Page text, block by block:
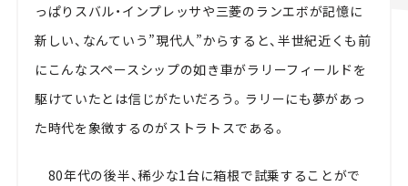
っぱりスバル・インプレッサや三菱のランエボが記憶に
新しい、なんていう”現代人”からすると、半世紀近くも前
にこんなスペースシップの如き車がラリーフィールドを
駆けていたとは信じがたいだろう。ラリーにも夢があっ
た時代を象徴するのがストラトスである。
80年代の後半、稀少な1台に箱根で試乗することがで